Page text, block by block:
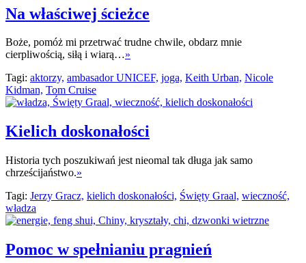
Na właściwej ścieżce
Boże, pomóż mi przetrwać trudne chwile, obdarz mnie
cierpliwością, siłą i wiarą…»
Tagi: aktorzy, ambasador UNICEF, joga, Keith Urban, Nicole
Kidman, Tom Cruise
Kielich doskonałości
Historia tych poszukiwań jest nieomal tak długa jak samo
chrześcijaństwo.»
Tagi: Jerzy Gracz, kielich doskonałości, Święty Graal, wieczność,
władza
Pomoc w spełnianiu pragnień